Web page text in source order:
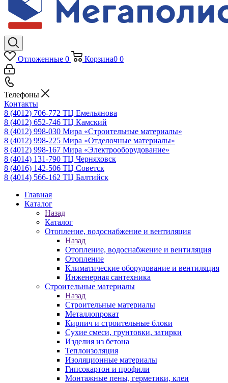
Отложенные 0 Корзина0 0
Телефоны
Контакты
8 (4012) 706-772 ТЦ Емельянова
8 (4012) 652-746 ТЦ Камский
8 (4012) 998-030 Мира «Строительные материалы»
8 (4012) 998-225 Мира «Отделочные материалы»
8 (4012) 998-167 Мира «Электрооборудование»
8 (4014) 131-790 ТЦ Черняховск
8 (4016) 142-506 ТЦ Советск
8 (4014) 566-162 ТЦ Балтийск
Главная
Каталог
Назад
Каталог
Отопление, водоснабжение и вентиляция
Назад
Отопление, водоснабжение и вентиляция
Отопление
Климатические оборудование и вентиляция
Инженерная сантехника
Строительные материалы
Назад
Строительные материалы
Металлопрокат
Кирпич и строительные блоки
Сухие смеси, грунтовки, затирки
Изделия из бетона
Теплоизоляция
Изоляционные материалы
Гипсокартон и профили
Монтажные пены, герметики, клеи